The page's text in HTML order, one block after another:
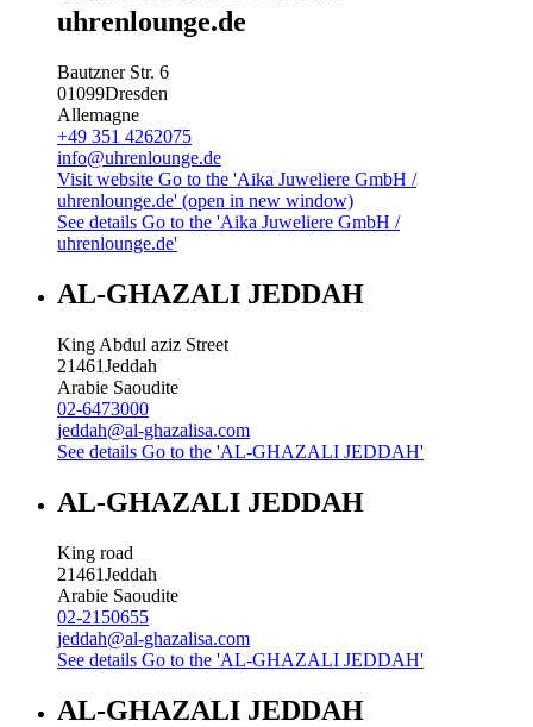
uhrenlounge.de
Bautzner Str. 6
01099Dresden
Allemagne
+49 351 4262075
info@uhrenlounge.de
Visit website Go to the 'Aika Juweliere GmbH /
uhrenlounge.de' (open in new window)
See details Go to the 'Aika Juweliere GmbH /
uhrenlounge.de'
AL-GHAZALI JEDDAH
King Abdul aziz Street
21461Jeddah
Arabie Saoudite
02-6473000
jeddah@al-ghazalisa.com
See details Go to the 'AL-GHAZALI JEDDAH'
AL-GHAZALI JEDDAH
King road
21461Jeddah
Arabie Saoudite
02-2150655
jeddah@al-ghazalisa.com
See details Go to the 'AL-GHAZALI JEDDAH'
AL-GHAZALI JEDDAH